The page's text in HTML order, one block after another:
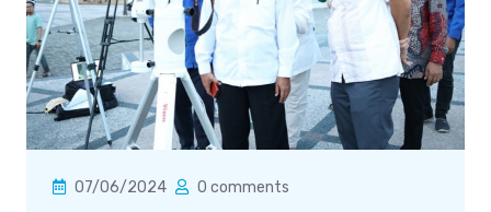
07/06/2024 0 comments